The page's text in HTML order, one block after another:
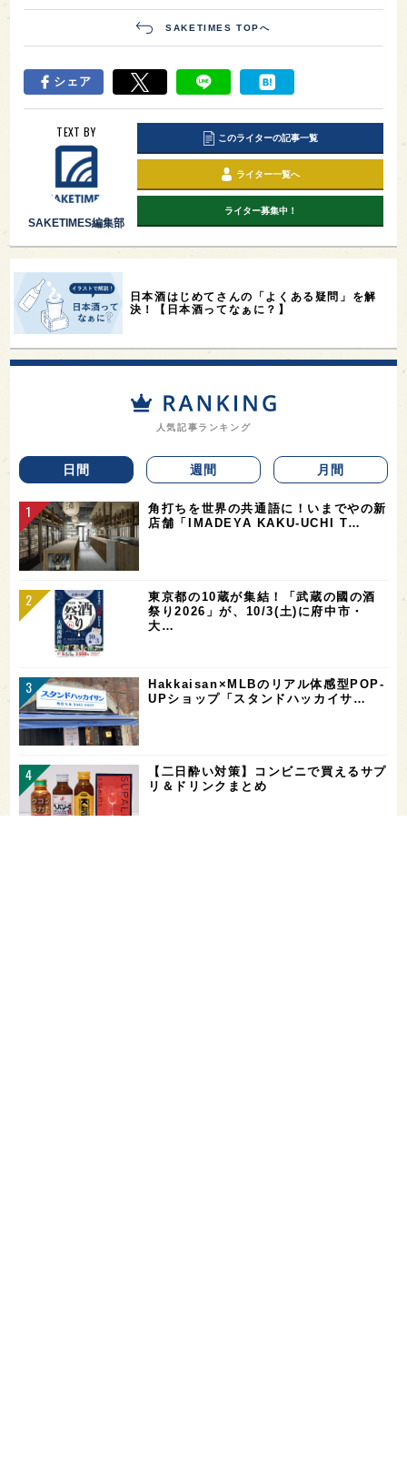
SAKETIMES TOPへ
シェア
TEXT BY
SAKETIMES編集部
このライターの記事一覧
ライター一覧へ
ライター募集中！
日本酒はじめてさんの「よくある疑問」を解
決！【日本酒ってなぁに？】
人気記事ランキング
日間 週間 月間
角打ちを世界の共通語に！いまでやの新
店舗「IMADEYA KAKU-UCHI T…
東京都の10蔵が集結！「武蔵の國の酒
祭り2026」が、10/3(土)に府中市・
大…
Hakkaisan×MLBのリアル体感型POP-
UPショップ「スタンドハッカイサ…
【二日酔い対策】コンビニで買えるサプ
リ＆ドリンクまとめ